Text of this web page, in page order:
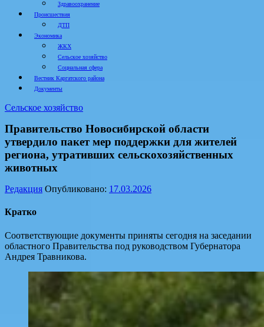
Здравоохранение
Происшествия
ДТП
Экономика
ЖКХ
Сельское хозяйство
Социальная сфера
Вестник Каргатского района
Документы
Сельское хозяйство
Правительство Новосибирской области
утвердило пакет мер поддержки для жителей
региона, утративших сельскохозяйственных
животных
Редакция Опубликовано: 17.03.2026
Кратко
Соответствующие документы приняты сегодня на заседании
областного Правительства под руководством Губернатора
Андрея Травникова.